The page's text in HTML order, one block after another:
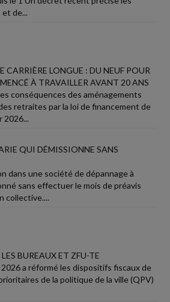
de...
CARRIÈRE LONGUE : DU NEUF POUR
À TRAVAILLER AVANT 20 ANS
conséquences des aménagements
retraites par la loi de financement de
2026...
QUI DÉMISSIONNE SANS
dans une société de dépannage à
sans effectuer le mois de préavis
collective....
BUREAUX ET ZFU-TE
a réformé les dispositifs fiscaux de
de la politique de la ville (QPV)